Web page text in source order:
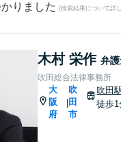
りました (検索結果について詳
木村 栄作 弁
吹田総合法律事務所
大
阪
府
|
吹
田
市
吹田
徒歩1